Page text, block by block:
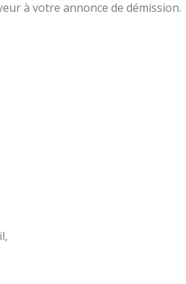
à votre annonce de démission.